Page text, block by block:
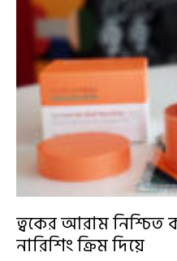
ত্বকের আরাম নিশ্চিত
নারিশিং ক্রিম দিয়ে